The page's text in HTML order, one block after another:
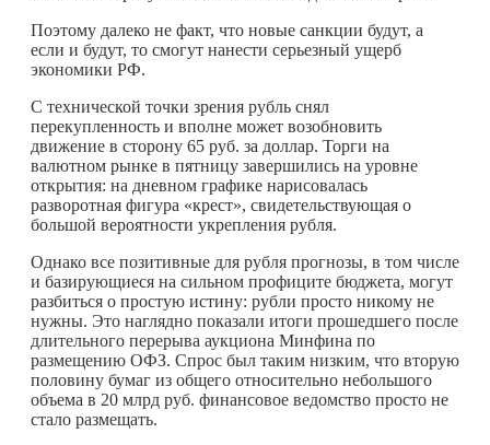
Поэтому далеко не факт, что новые санкции будут, а
если и будут, то смогут нанести серьезный ущерб
экономики РФ.
С технической точки зрения рубль снял
перекупленность и вполне может возобновить
движение в сторону 65 руб. за доллар. Торги на
валютном рынке в пятницу завершились на уровне
открытия: на дневном графике нарисовалась
разворотная фигура «крест», свидетельствующая о
большой вероятности укрепления рубля.
Однако все позитивные для рубля прогнозы, в том числе
и базирующиеся на сильном профиците бюджета, могут
разбиться о простую истину: рубли просто никому не
нужны. Это наглядно показали итоги прошедшего после
длительного перерыва аукциона Минфина по
размещению ОФЗ. Спрос был таким низким, что вторую
половину бумаг из общего относительно небольшого
объема в 20 млрд руб. финансовое ведомство просто не
стало размещать.